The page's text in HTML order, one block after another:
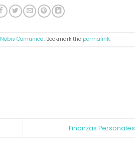
Nobis Comunica. Bookmark the permalink.
Finanzas Personales